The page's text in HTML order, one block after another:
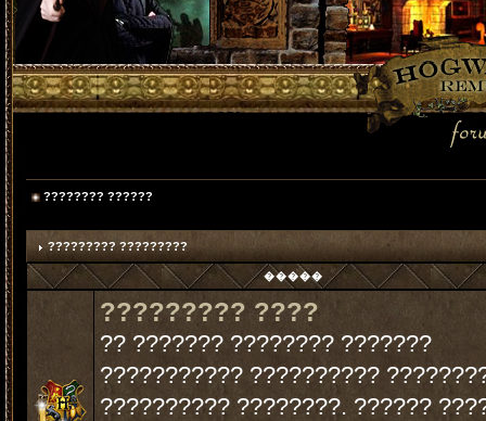
???????? ??????
????????? ?????????
�����
????????? ????
?? ??????? ???????? ???????
??????????? ??????????
?????????? ????????. ??????